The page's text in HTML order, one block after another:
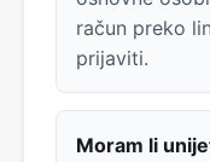
račun preko
prijaviti.
Moram li